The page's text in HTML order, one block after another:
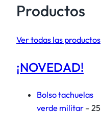
Productos
Ver todas las productos
¡NOVEDAD!
Bolso tachuelas
verde militar – 25